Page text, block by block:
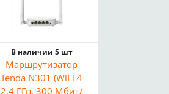
В наличии 5 шт
Маршрутизатор
Tenda N301 (WiFi 4
2.4 ГГц, 300 Мбит/